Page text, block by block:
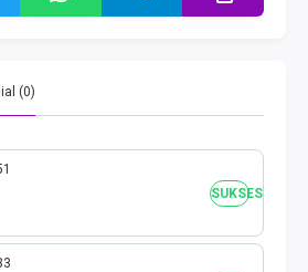
(0)
SUKSES